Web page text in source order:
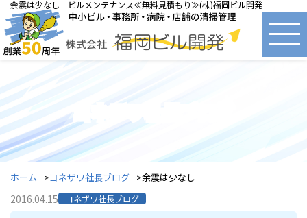
余震は少なし｜ビルメンテナンス≪無料見積もり≫(株)福岡ビル開発
ヨネザワ社長ブログ
ホーム ヨネザワ社長ブログ 余震は少なし
2016.04.15 ヨネザワ社長ブログ